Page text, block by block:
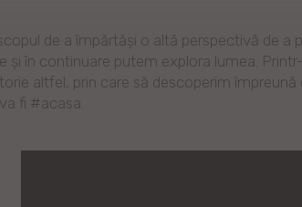
de a împărtăși o altă perspectivă de a
și în continuare putem explora lumea.
altfel, prin care să descoperim
fi #acasa.